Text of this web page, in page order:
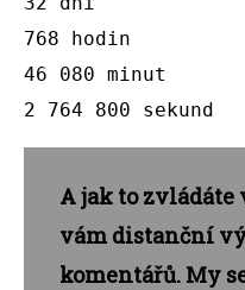
768 hodin
46 080 minut
2 764 800 sekund
A jak to zvládáte
vám distanční
komentářů. My